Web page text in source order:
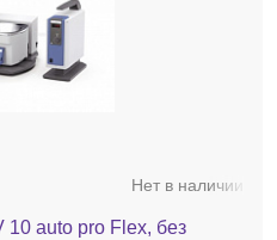
Нет в наличии
10 auto pro Flex, без